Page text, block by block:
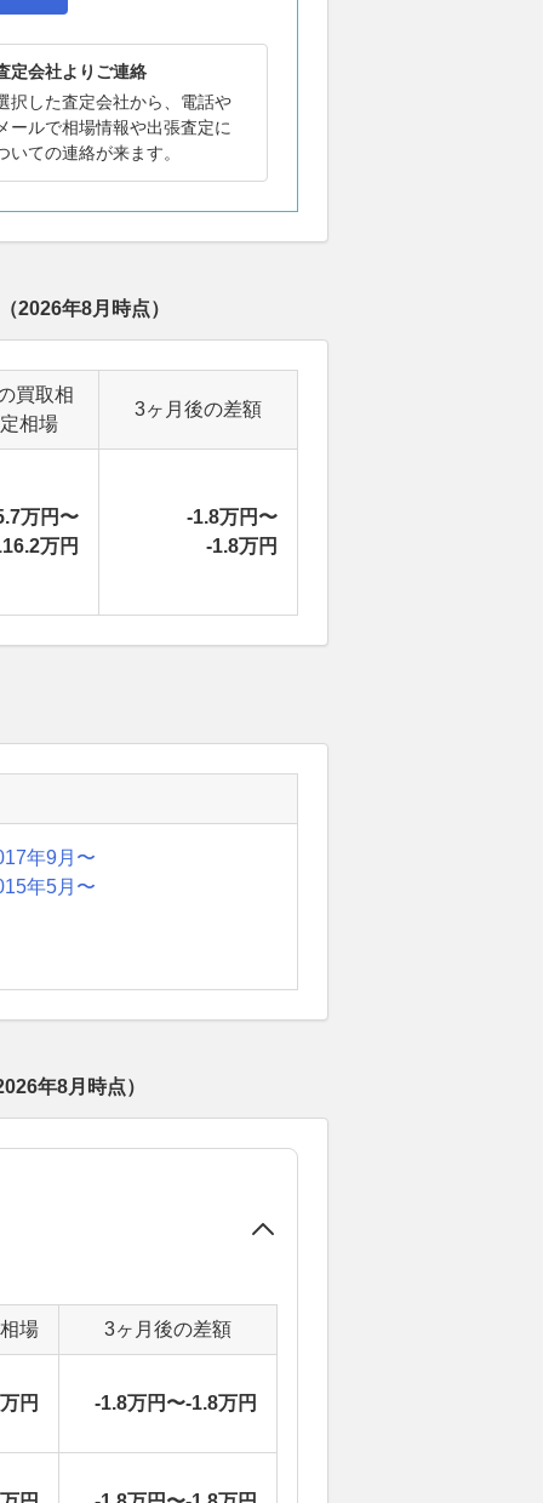
定会社よりご連絡
択した査定会社から、電話や
ールで相場情報や出張査定に
いての連絡が来ます。
（2026年8月 時点）
買取相
相場
3ヶ月後の差額
万円〜
万円
-1.8万円〜
-1.8万円
年9月〜
年5月〜
年8月 時点）
場 3ヶ月後の差額
円 -1.8万円〜-1.8万円